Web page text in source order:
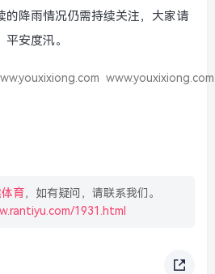
的降雨情况仍需持续关注，大家请
安度汛。
www.youxixiong.com
育，如有疑问，请联系我们。
1931.html